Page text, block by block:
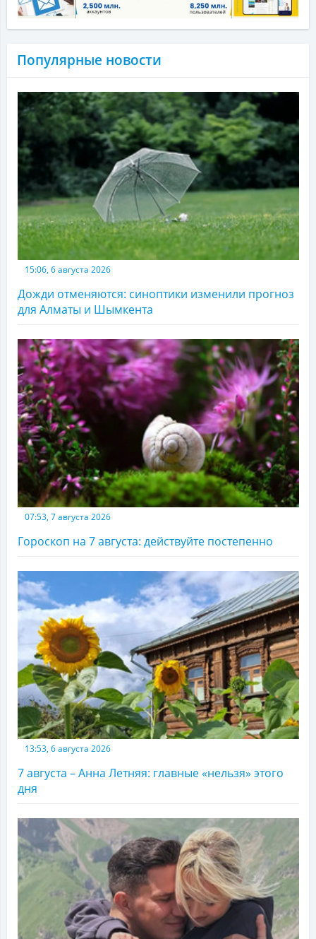
Популярные новости
15:06, 6 августа 2026
Дожди отменяются: синоптики изменили прогноз
для Алматы и Шымкента
07:53, 7 августа 2026
Гороскоп на 7 августа: действуйте постепенно
13:53, 6 августа 2026
7 августа – Анна Летняя: главные «нельзя» этого
дня